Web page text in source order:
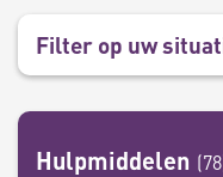
Filter op uw
Hulpmiddelen (78